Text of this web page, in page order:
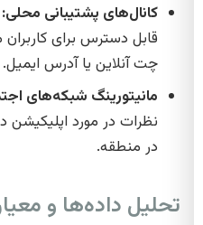
کانال‌های پشتیبانی محلی:
قابل دسترس برای
چت آنلاین یا آدرس ایمیل.
مانیتورینگ شبکه‌های
نظرات در مورد
در منطقه.
تحلیل داده‌ها و